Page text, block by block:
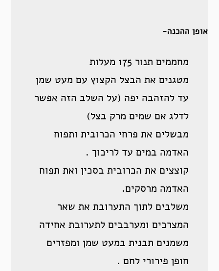
אופן ההכנה-
מחממים תנור 175 מעלות
מטגנים את הבצל הקצוץ עם מעט שמן
עד להזהבה יפה (על השלב הזה אפשר
לדלג אם שמים מרק בצל)
מבשלים את פרחי הכרובית ותפוח
האדמה במים עד לריכוך .
קוצצים את הכרובית בסכין ואת תפוח
האדמה מרסקים.
משלבים לתוך התערובת את שאר
המצרכים ומערבבים לתערובת אחידה
משמנים תבנית במעט שמן ומפזרים
חופן פירורי לחם .